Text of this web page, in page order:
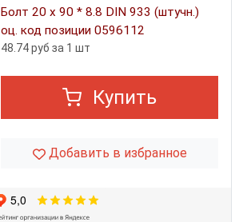
Болт 20 х 90 * 8.8 DIN 933 (штучн.)
оц. код позиции 0596112
48.74 руб за 1 шт
Купить
Добавить в избранное